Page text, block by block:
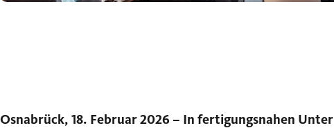
Osnabrück, 18. Februar 2026 – In fertigungsnahen